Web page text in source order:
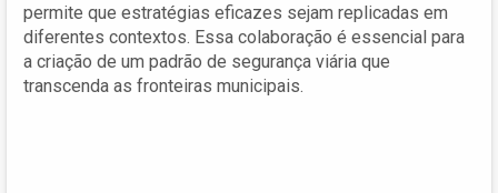
permite que estratégias eficazes sejam replicadas em
diferentes contextos. Essa colaboração é essencial para
a criação de um padrão de segurança viária que
transcenda as fronteiras municipais.